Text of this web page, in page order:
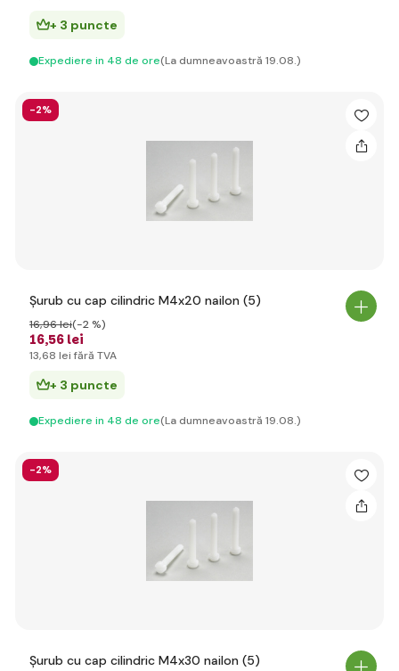
+ 3 puncte
Expediere in 48 de ore(La dumneavoastră 19.08.)
-2%
Șurub cu cap cilindric M4x20 nailon (5)
16,56 lei
16,96 lei(-2 %)
13,68 lei fără TVA
+ 3 puncte
Expediere in 48 de ore(La dumneavoastră 19.08.)
-2%
Șurub cu cap cilindric M4x30 nailon (5)